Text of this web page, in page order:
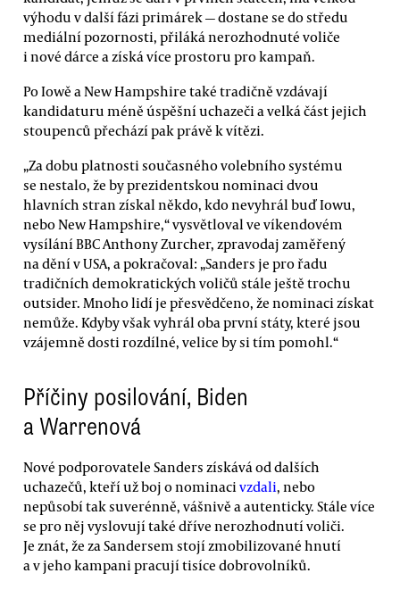
výhodu v další fázi primárek — dostane se do středu
mediální pozornosti, přiláká nerozhodnuté voliče
i nové dárce a získá více prostoru pro kampaň.
Po Iowě a New Hampshire také tradičně vzdávají
kandidaturu méně úspěšní uchazeči a velká část jejich
stoupenců přechází pak právě k vítězi.
„Za dobu platnosti současného volebního systému
se nestalo, že by prezidentskou nominaci dvou
hlavních stran získal někdo, kdo nevyhrál buď Iowu,
nebo New Hampshire,“ vysvětloval ve víkendovém
vysílání BBC Anthony Zurcher, zpravodaj zaměřený
na dění v USA, a pokračoval: „Sanders je pro řadu
tradičních demokratických voličů stále ještě trochu
outsider. Mnoho lidí je přesvědčeno, že nominaci získat
nemůže. Kdyby však vyhrál oba první státy, které jsou
vzájemně dosti rozdílné, velice by si tím pomohl.“
Příčiny posilování, Biden
a Warrenová
Nové podporovatele Sanders získává od dalších
uchazečů, kteří už boj o nominacivzdali, nebo
nepůsobí tak suverénně, vášnivě a autenticky. Stále více
se pro něj vyslovují také dříve nerozhodnutí voliči.
Je znát, že za Sandersem stojí zmobilizované hnutí
a v jeho kampani pracují tisíce dobrovolníků.